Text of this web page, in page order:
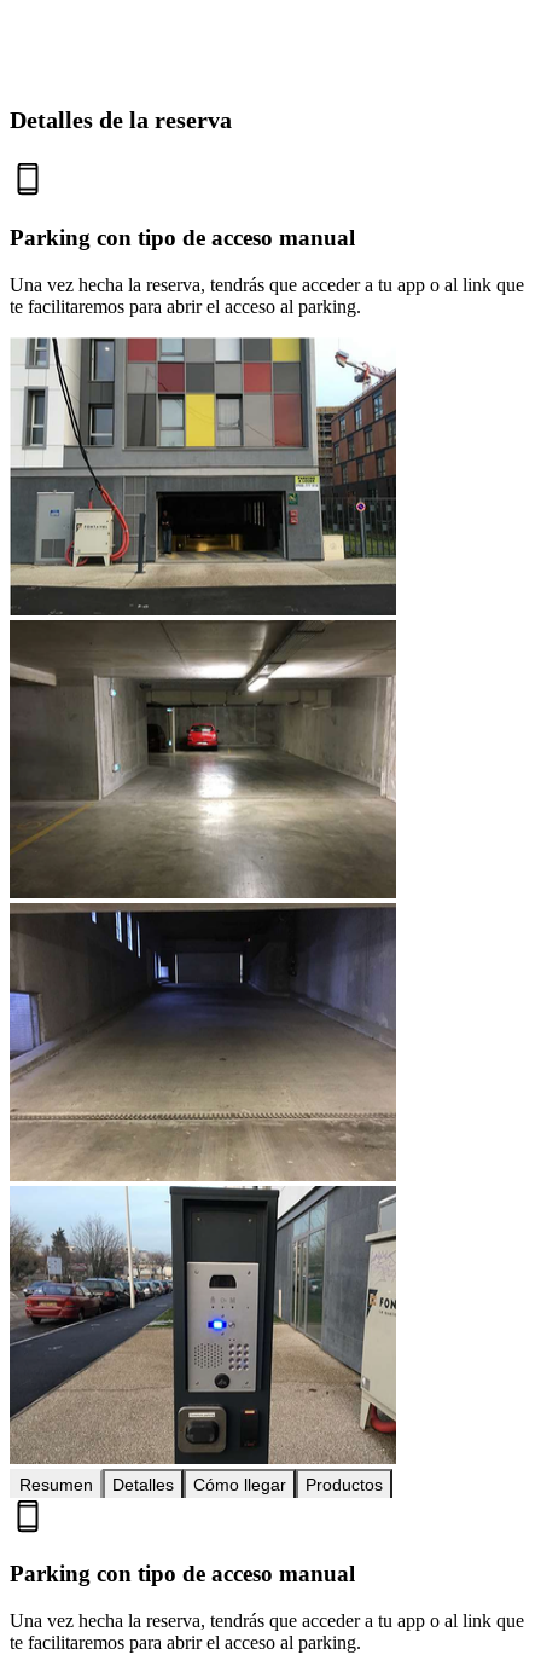
Detalles de la reserva
Parking con tipo de acceso manual
Una vez hecha la reserva, tendrás que acceder a tu app o al link que
te facilitaremos para abrir el acceso al parking.
Resumen Detalles Cómo llegar Productos
Parking con tipo de acceso manual
Una vez hecha la reserva, tendrás que acceder a tu app o al link que
te facilitaremos para abrir el acceso al parking.